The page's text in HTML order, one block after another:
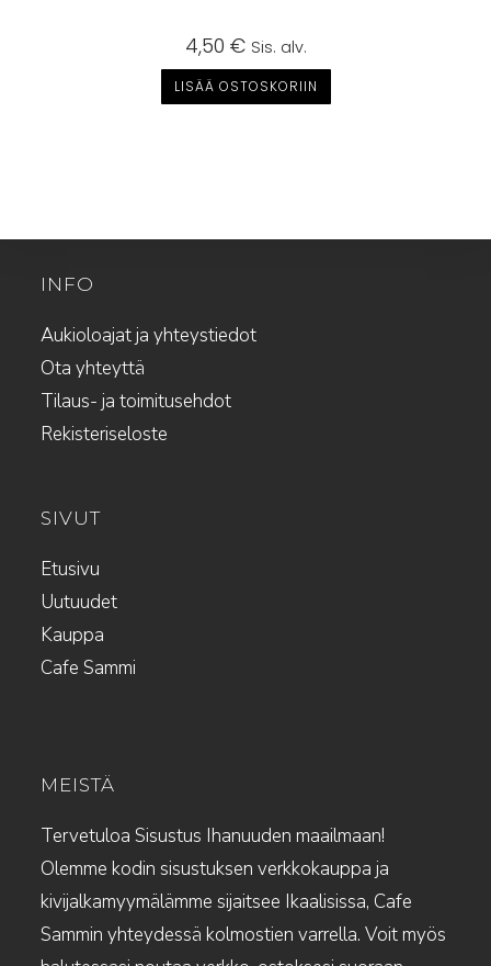
4,50 € Sis. alv.
LISÄÄ OSTOSKORIIN
INFO
Aukioloajat ja yhteystiedot
Ota yhteyttä
Tilaus- ja toimitusehdot
Rekisteriseloste
SIVUT
Etusivu
Uutuudet
Kauppa
Cafe Sammi
MEISTÄ
Tervetuloa Sisustus Ihanuuden maailmaan!
Olemme kodin sisustuksen verkkokauppa ja
kivijalkamyymälämme sijaitsee Ikaalisissa, Cafe
Sammin yhteydessä kolmostien varrella. Voit myös